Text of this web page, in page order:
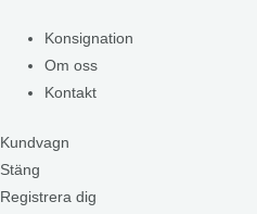
Konsignation
Om oss
Kontakt
Kundvagn
Stäng
Registrera dig